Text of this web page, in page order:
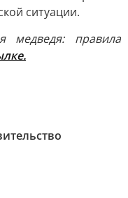
ситуации.
медведя: правила